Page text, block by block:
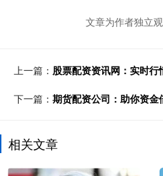
文章为作者独立
上一篇： 股票配资资讯网：实时
下一篇： 期货配资公司：助你资
相关文章